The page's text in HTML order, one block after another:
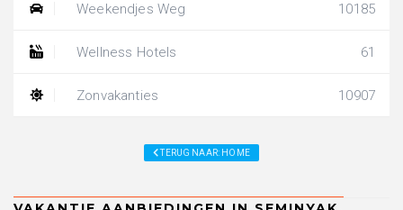
Weekendjes Weg 10185
Wellness Hotels 61
Zonvakanties 10907
TERUG NAAR: HOME